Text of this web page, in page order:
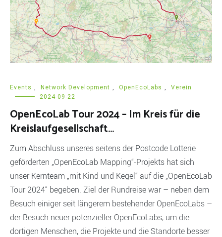
Events , Network Development , OpenEcoLabs ,
Verein
2024-09-22
OpenEcoLab Tour 2024 – Im Kreis für die
Kreislaufgesellschaft…
Zum Abschluss unseres seitens der Postcode Lotterie
geförderten „OpenEcoLab Mapping“-Projekts hat sich
unser Kernteam „mit Kind und Kegel“ auf die „OpenEcoLab
Tour 2024“ begeben. Ziel der Rundreise war – neben dem
Besuch einiger seit längerem bestehender OpenEcoLabs –
der Besuch neuer potenzieller OpenEcoLabs, um die
dortigen Menschen, die Projekte und die Standorte besser